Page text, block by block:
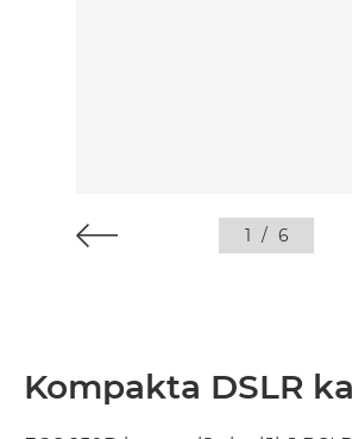
1 / 6
Kompakta DSLR